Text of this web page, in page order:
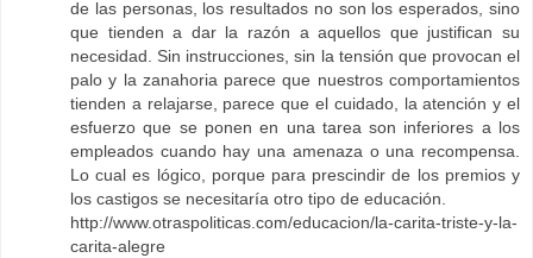
de las personas, los resultados no son los esperados, sino
que tienden a dar la razón a aquellos que justifican su
necesidad. Sin instrucciones, sin la tensión que provocan el
palo y la zanahoria parece que nuestros comportamientos
tienden a relajarse, parece que el cuidado, la atención y el
esfuerzo que se ponen en una tarea son inferiores a los
empleados cuando hay una amenaza o una recompensa.
Lo cual es lógico, porque para prescindir de los premios y
los castigos se necesitaría otro tipo de educación.
http://www.otraspoliticas.com/educacion/la-carita-triste-y-la-
carita-alegre